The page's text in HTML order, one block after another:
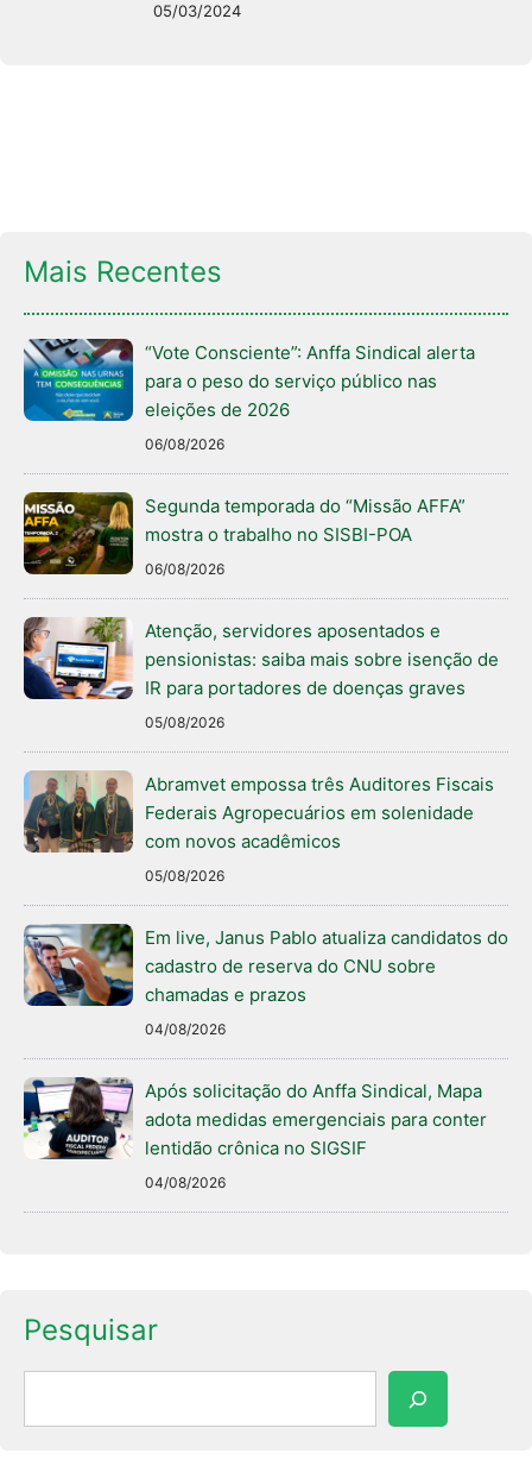
05/03/2024
Mais Recentes
“Vote Consciente”: Anffa Sindical alerta
para o peso do serviço público nas
eleições de 2026
06/08/2026
Segunda temporada do “Missão AFFA”
mostra o trabalho no SISBI-POA
06/08/2026
Atenção, servidores aposentados e
pensionistas: saiba mais sobre isenção de
IR para portadores de doenças graves
05/08/2026
Abramvet empossa três Auditores Fiscais
Federais Agropecuários em solenidade
com novos acadêmicos
05/08/2026
Em live, Janus Pablo atualiza candidatos do
cadastro de reserva do CNU sobre
chamadas e prazos
04/08/2026
Após solicitação do Anffa Sindical, Mapa
adota medidas emergenciais para conter
lentidão crônica no SIGSIF
04/08/2026
Pesquisar